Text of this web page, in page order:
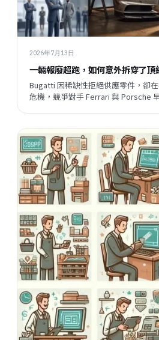
2026年7月13日
一輛報廢超跑，如何意外拆穿了
Bugatti 因稀缺性拒絕供應零件，卻
危機，競爭對手 Ferrari 與 Porsche